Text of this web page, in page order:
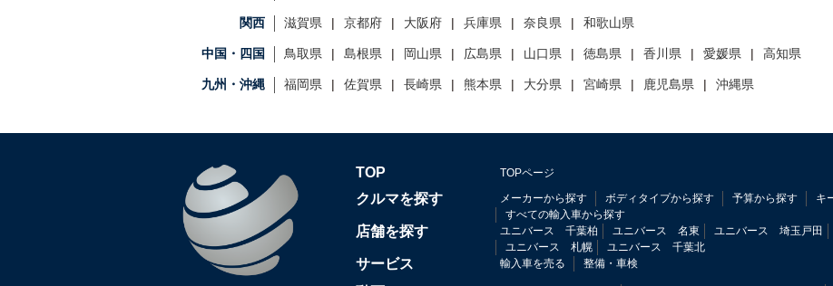
関西 滋賀県 京都府 大阪府 兵庫県 奈良県 和歌山県
中国・四国 鳥取県 島根県 岡山県 広島県 山口県 徳島県 香川県 愛媛県 高知県
九州・沖縄 福岡県 佐賀県 長崎県 熊本県 大分県 宮崎県 鹿児島県 沖縄県
TOP TOPページ
クルマを探す メーカーから探す ボディタイプから探す 予算から探す
キ
すべての輸入車から探す
店舗を探す ユニバース 千葉柏 ユニバース 名東 ユニバース 埼玉戸田
ユニバース 札幌
ユニバース 千葉北
サービス 輸入車を売る 整備・車検